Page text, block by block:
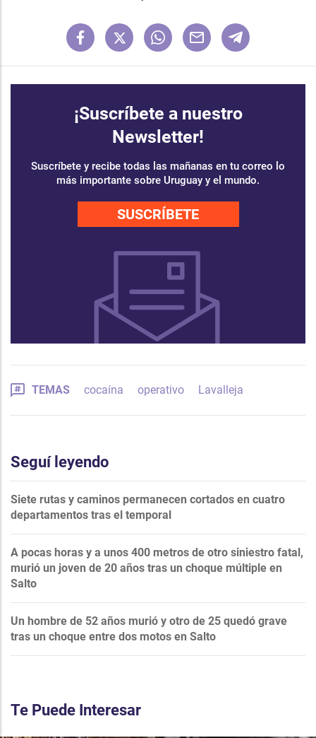
¡Suscríbete a nuestro
Newsletter!
Suscríbete y recibe todas las mañanas en tu correo lo
más importante sobre Uruguay y el mundo.
SUSCRÍBETE
TEMAS cocaína operativo Lavalleja
Seguí leyendo
Siete rutas y caminos permanecen cortados en cuatro
departamentos tras el temporal
A pocas horas y a unos 400 metros de otro siniestro fatal,
murió un joven de 20 años tras un choque múltiple en
Salto
Un hombre de 52 años murió y otro de 25 quedó grave
tras un choque entre dos motos en Salto
Te Puede Interesar